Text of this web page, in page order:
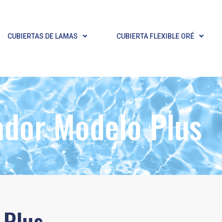
CUBIERTAS DE LAMAS CUBIERTA FLEXIBLE ORÉ
Modelo Plus